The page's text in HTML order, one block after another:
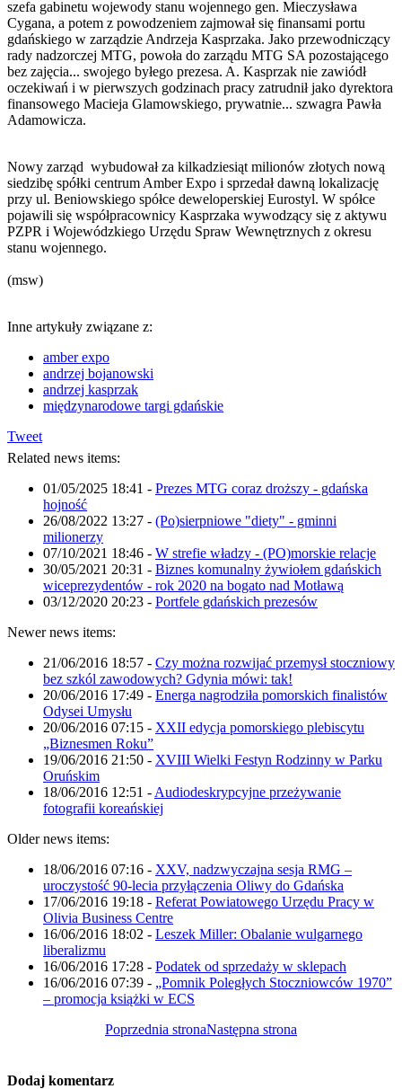
szefa gabinetu wojewody stanu wojennego gen. Mieczysława
Cygana, a potem z powodzeniem zajmował się finansami portu
gdańskiego w zarządzie Andrzeja Kasprzaka. Jako przewodniczący
rady nadzorczej MTG, powoła do zarządu MTG SA pozostającego
bez zajęcia... swojego byłego prezesa. A. Kasprzak nie zawiódł
oczekiwań i w pierwszych godzinach pracy zatrudnił jako dyrektora
finansowego Macieja Glamowskiego, prywatnie... szwagra Pawła
Adamowicza.
Nowy zarząd wybudował za kilkadziesiąt milionów złotych nową
siedzibę spółki centrum Amber Expo i sprzedał dawną lokalizację
przy ul. Beniowskiego spółce deweloperskiej Eurostyl. W spółce
pojawili się współpracownicy Kasprzaka wywodzący się z aktywu
PZPR i Wojewódzkiego Urzędu Spraw Wewnętrznych z okresu
stanu wojennego.
(msw)
Inne artykuły związane z:
amber expo
andrzej bojanowski
andrzej kasprzak
międzynarodowe targi gdańskie
Tweet
Related news items:
01/05/2025 18:41 - Prezes MTG coraz droższy - gdańska
hojność
26/08/2022 13:27 - (Po)sierpniowe "diety" - gminni
milionerzy
07/10/2021 18:46 - W strefie władzy - (PO)morskie relacje
30/05/2021 20:31 - Biznes komunalny żywiołem gdańskich
wiceprezydentów - rok 2020 na bogato nad Motławą
03/12/2020 20:23 - Portfele gdańskich prezesów
Newer news items:
21/06/2016 18:57 - Czy można rozwijać przemysł stoczniowy
bez szkól zawodowych? Gdynia mówi: tak!
20/06/2016 17:49 - Energa nagrodziła pomorskich finalistów
Odysei Umysłu
20/06/2016 07:15 - XXII edycja pomorskiego plebiscytu
„Biznesmen Roku”
19/06/2016 21:50 - XVIII Wielki Festyn Rodzinny w Parku
Oruńskim
18/06/2016 12:51 - Audiodeskrypcyjne przeżywanie
fotografii koreańskiej
Older news items:
18/06/2016 07:16 - XXV, nadzwyczajna sesja RMG –
uroczystość 90-lecia przyłączenia Oliwy do Gdańska
17/06/2016 19:18 - Referat Powiatowego Urzędu Pracy w
Olivia Business Centre
16/06/2016 18:02 - Leszek Miller: Obalanie wulgarnego
liberalizmu
16/06/2016 17:28 - Podatek od sprzedaży w sklepach
16/06/2016 07:39 - „Pomnik Poległych Stoczniowców 1970”
– promocja książki w ECS
Poprzednia stronaNastępna strona
Dodaj komentarz